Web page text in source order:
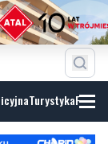
Turystyka